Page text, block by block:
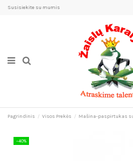
Susisiekite su mumis
Pagrindinis Visos Prekės Mašina-paspirtukas
−40%